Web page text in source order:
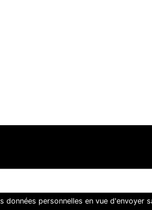
personnelles en vue d'envoyer